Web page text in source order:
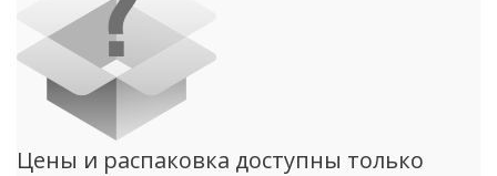
Цены и распаковка доступны только